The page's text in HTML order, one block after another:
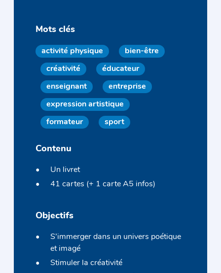
Mots clés
activité physique bien-être
créativité éducateur
enseignant entreprise
expression artistique
formateur sport
Contenu
Un livret
41 cartes (+ 1 carte A5 infos)
Objectifs
S’immerger dans un univers poétique
et imagé
Stimuler la créativité